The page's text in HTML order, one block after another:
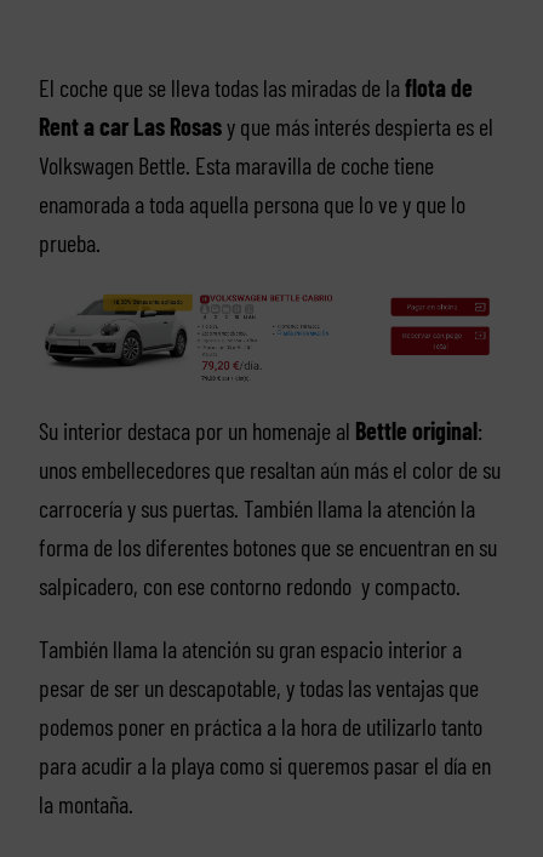
El coche que se lleva todas las miradas de la flota de
Rent a car Las Rosasy que más interés despierta es el
Volkswagen Bettle. Esta maravilla de coche tiene
enamorada a toda aquella persona que lo ve y que lo
prueba.
Su interior destaca por un homenaje al Bettle original:
unos embellecedores que resaltan aún más el color de su
carrocería y sus puertas. También llama la atención la
forma de los diferentes botones que se encuentran en su
salpicadero, con ese contorno redondo y compacto.
También llama la atención su gran espacio interior a
pesar de ser un descapotable, y todas las ventajas que
podemos poner en práctica a la hora de utilizarlo tanto
para acudir a la playa como si queremos pasar el día en
la montaña.